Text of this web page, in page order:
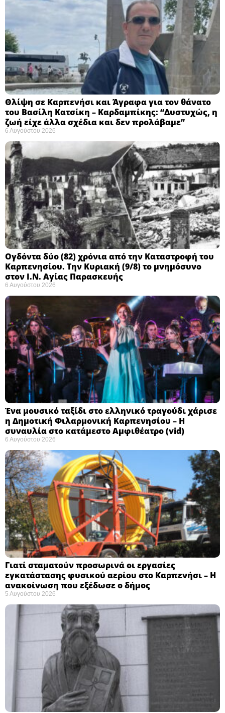
Θλίψη σε Καρπενήσι και Άγραφα για τον θάνατο
του Βασίλη Κατσίκη – Καρδαμπίκης: “Δυστυχώς, η
ζωή είχε άλλα σχέδια και δεν προλάβαμε”
6 Αυγούστου 2026
Ογδόντα δύο (82) χρόνια από την Καταστροφή του
Καρπενησίου. Την Κυριακή (9/8) το μνημόσυνο
στον Ι.Ν. Αγίας Παρασκευής
6 Αυγούστου 2026
Ένα μουσικό ταξίδι στο ελληνικό τραγούδι χάρισε
η Δημοτική Φιλαρμονική Καρπενησίου – Η
συναυλία στο κατάμεστο Αμφιθέατρο (vid)
6 Αυγούστου 2026
Γιατί σταματούν προσωρινά οι εργασίες
εγκατάστασης φυσικού αερίου στο Καρπενήσι – Η
ανακοίνωση που εξέδωσε ο δήμος
5 Αυγούστου 2026